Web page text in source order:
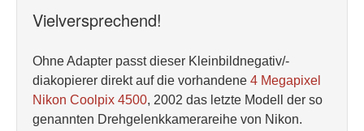
Vielversprechend!
Ohne Adapter passt dieser Kleinbildnegativ/-
diakopierer direkt auf die vorhandene 4 Megapixel
Nikon Coolpix 4500, 2002 das letzte Modell der so
genannten Drehgelenkkamerareihe von Nikon.